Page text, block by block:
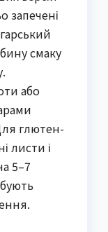
запечені
смаку
або
глютен-
листи і
5–7